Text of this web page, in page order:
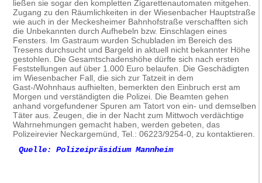
ließen sie sogar den kompletten Zigarettenautomaten mitgehen.
Zugang zu den Räumlichkeiten in der Wiesenbacher Hauptstraße
wie auch in der Meckesheimer Bahnhofstraße verschafften sich
die Unbekannten durch Aufhebeln bzw. Einschlagen eines
Fensters. Im Gastraum wurden Schubladen im Bereich des
Tresens durchsucht und Bargeld in aktuell nicht bekannter Höhe
gestohlen. Die Gesamtschadenshöhe dürfte sich nach ersten
Feststellungen auf über 1.000 Euro belaufen. Die Geschädigten
im Wiesenbacher Fall, die sich zur Tatzeit in dem
Gast-/Wohnhaus aufhielten, bemerkten den Einbruch erst am
Morgen und verständigten die Polizei. Die Beamten gehen
anhand vorgefundener Spuren am Tatort von ein- und demselben
Täter aus. Zeugen, die in der Nacht zum Mittwoch verdächtige
Wahrnehmungen gemacht haben, werden gebeten, das
Polizeirevier Neckargemünd, Tel.: 06223/9254-0, zu kontaktieren.
Quelle: Polizeipräsidium Mannheim